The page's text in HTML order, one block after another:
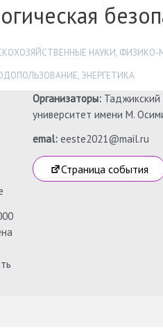
НАУКИ, ФИЗИКО-
, ЭНЕРГЕТИКА
Организаторы: Таджикский
университет имени М.
emal:eeste2021@mail.ru
Страница события